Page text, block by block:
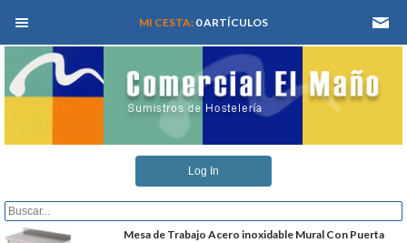
MEN� PRINCIPAL
QUIENES SOMOS
CATALOGOS
MI CESTA: 0 ARTÍCULOS
Log In
Mesa de Trabajo Acero inoxidable Mural Con Puerta